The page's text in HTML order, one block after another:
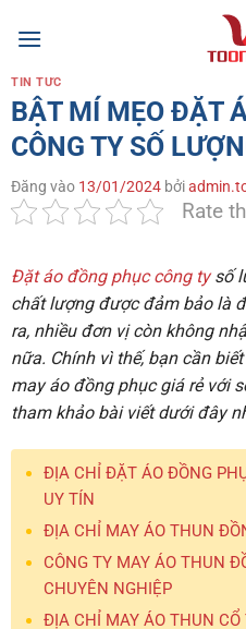
qua
dung
TIN TỨC
BẬT MÍ MẸO ĐẶT
CÔNG TY SỐ
Đăng vào 13/01/2024 bởi
Rate
Đặt áo đồng phục công tysố
chất lượng được đảm bảo là
ra, nhiều đơn vị còn không
nữa. Chính vì thế, bạn cần
may áo đồng phục giá rẻ với
tham khảo bài viết dưới đây
ĐỊA CHỈ ĐẶT ÁO ĐỒNG
UY TÍN
ĐỊA CHỈ MAY ÁO THUN
CÔNG TY MAY ÁO THUN
CHUYÊN NGHIỆP
ĐỊA CHỈ MAY ÁO THUN